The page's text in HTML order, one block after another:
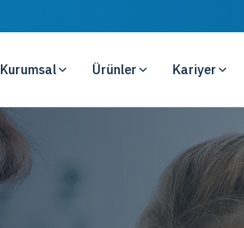
Kurumsal Ürünler Kariyer